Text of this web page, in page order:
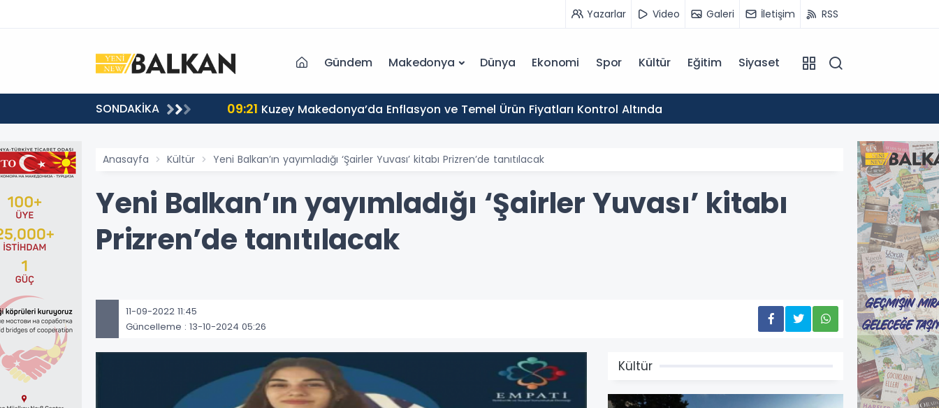
Yazarlar Video Galeri İletişim RSS
Gündem Makedonya Dünya Ekonomi Spor Kültür Eğitim Siyaset
SONDAKİKA 09:21 Kuzey Makedonya’da Enflasyon ve Temel Ürün Fiyatları Kontrol Altında
Anasayfa Kültür Yeni Balkan’ın yayımladığı ‘Şairler Yuvası’ kitabı Prizren’de tanıtılacak
Yeni Balkan’ın yayımladığı ‘Şairler Yuvası’ kitabı
Prizren’de tanıtılacak
11-09-2022 11:45
Güncelleme : 13-10-2024 05:26
Kültür